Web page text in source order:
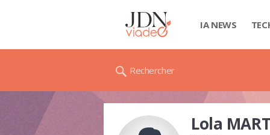
IA NEWS
Rechercher
Lola